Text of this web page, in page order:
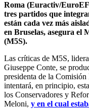
Roma (Euractiv/
tres partidos que
están cada vez más
en Bruselas, asegura el
(M5S).
Las críticas de M5S,
Giuseppe Conte, se
presidenta de la
intentará, en principio,
los Conservadores y
Meloni, y en el cual